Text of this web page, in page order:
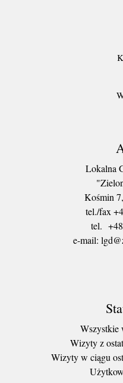
Lokalna
Kośmin
tel./fax
tel. +48
​e-mail:
Wszystkie
Wizyty z
Wizyty w ciągu